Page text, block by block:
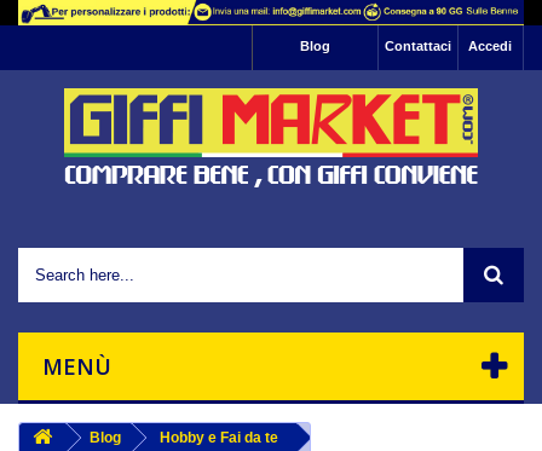
Accedi
Contattaci
Blog
MENÙ
Blog Hobby e Fai da te
profilazione per l'invio di pubblicità e servizi che
Se vuoi saperne di più basta leggere la nostra
informativa sulla privacy
, se vuoi negare il consenso
all'utilizzo di tutti o ad alcuni cookie ti basta
interrompere la navigazione sul sito.
Chiudendo questo banner, scorrendo questa
Ok